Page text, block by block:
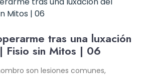
tras una luxación
Fisio sin Mitos | 06
son lesiones comunes,